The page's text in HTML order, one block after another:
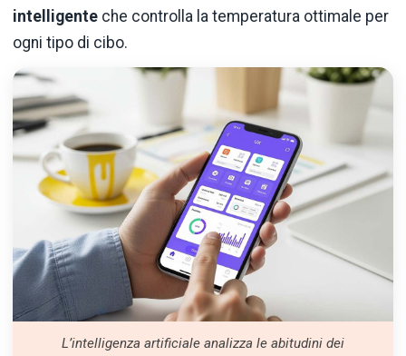
intelligente che controlla la temperatura ottimale per
ogni tipo di cibo.
L’intelligenza artificiale analizza le abitudini dei